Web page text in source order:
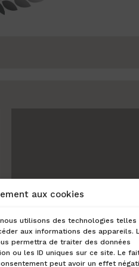
aux cookies
utilisons des technologies telles
aux informations des appareils.
permettra de traiter des données
ou les ID uniques sur ce site. Le
peut avoir un effet